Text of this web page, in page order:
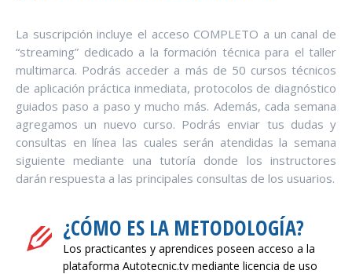
La suscripción incluye el acceso COMPLETO a un canal de
“streaming” dedicado a la formación técnica para el taller
multimarca. Podrás acceder a más de 50 cursos técnicos
de aplicación práctica inmediata, protocolos de diagnóstico
guiados paso a paso y mucho más. Además, cada semana
agregamos un nuevo curso. Podrás enviar tus dudas y
consultas en línea las cuales serán atendidas la semana
siguiente mediante una tutoría donde los instructores
darán respuesta a las principales consultas de los usuarios.
¿CÓMO ES LA METODOLOGÍA?
Los practicantes y aprendices poseen acceso a la
plataforma Autotecnic.tv mediante licencia de uso